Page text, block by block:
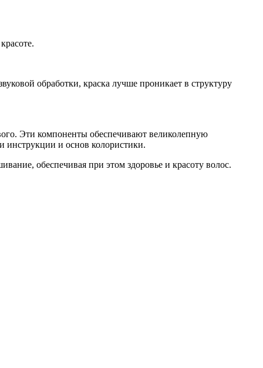
обработки, краска лучше проникает в структуру
Эти компоненты обеспечивают великолепную
инструкции и основ колористики.
обеспечивая при этом здоровье и красоту волос.